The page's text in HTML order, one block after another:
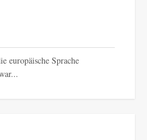
europäische Sprache